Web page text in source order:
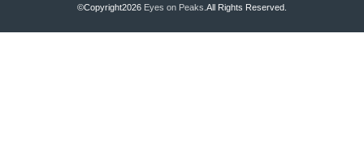
©Copyright2026 Eyes on Peaks .All Rights Reserved.